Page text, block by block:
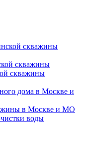
скважины
скважины
скважины
дома в Москве и
в Москве и МО
воды